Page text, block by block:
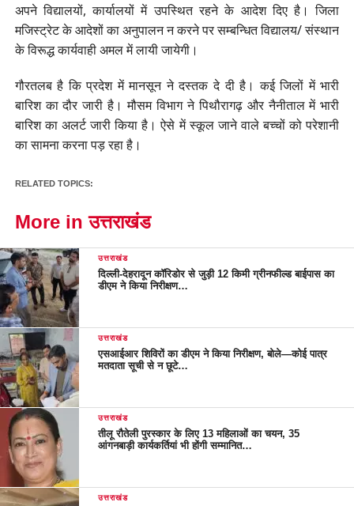
अपने विद्यालयों, कार्यालयों में उपस्थित रहने के आदेश दिए है। जिला
मजिस्ट्रेट के आदेशों का अनुपालन न करने पर सम्बन्धित विद्यालय/ संस्थान
के विरूद्ध कार्यवाही अमल में लायी जायेगी।
गौरतलब है कि प्रदेश में मानसून ने दस्तक दे दी है। कई जिलों में भारी
बारिश का दौर जारी है। मौसम विभाग ने पिथौरागढ़ और नैनीताल में भारी
बारिश का अलर्ट जारी किया है। ऐसे में स्कूल जाने वाले बच्चों को परेशानी
का सामना करना पड़ रहा है।
RELATED TOPICS:
More in उत्तराखंड
उत्तराखंड
दिल्ली-देहरादून कॉरिडोर से जुड़ी 12 किमी ग्रीनफील्ड बाईपास का
डीएम ने किया निरीक्षण…
उत्तराखंड
एसआईआर शिविरों का डीएम ने किया निरीक्षण, बोले—कोई पात्र
मतदाता सूची से न छूटे…
उत्तराखंड
तीलू रौतेली पुरस्कार के लिए 13 महिलाओं का चयन, 35
आंगनबाड़ी कार्यकर्तियां भी होंगी सम्मानित…
उत्तराखंड